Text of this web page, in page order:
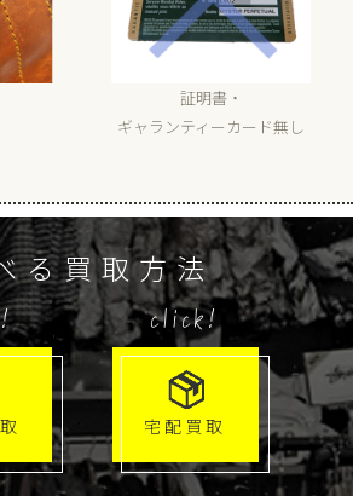
証明書・
ギャランティーカード無し
る買取方法
click!
宅配買取